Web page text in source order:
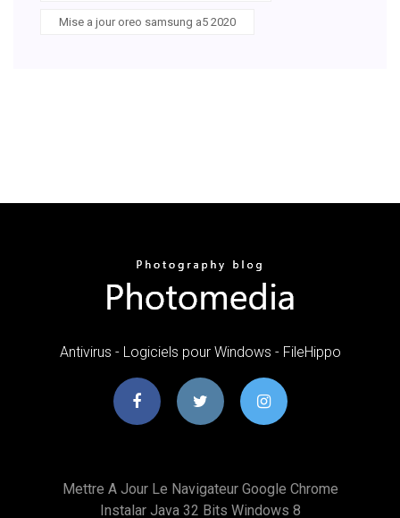
Mise a jour oreo samsung a5 2020
Antivirus - Logiciels pour Windows - FileHippo
Mettre A Jour Le Navigateur Google Chrome
Instalar Java 32 Bits Windows 8